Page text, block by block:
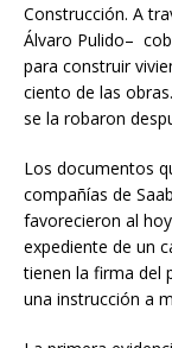
Construcción. A
Álvaro Pulido–
para construir
ciento de las
se la robaron
Los documentos
compañías de
favorecieron al
expediente de un
tienen la firma del
una instrucción a